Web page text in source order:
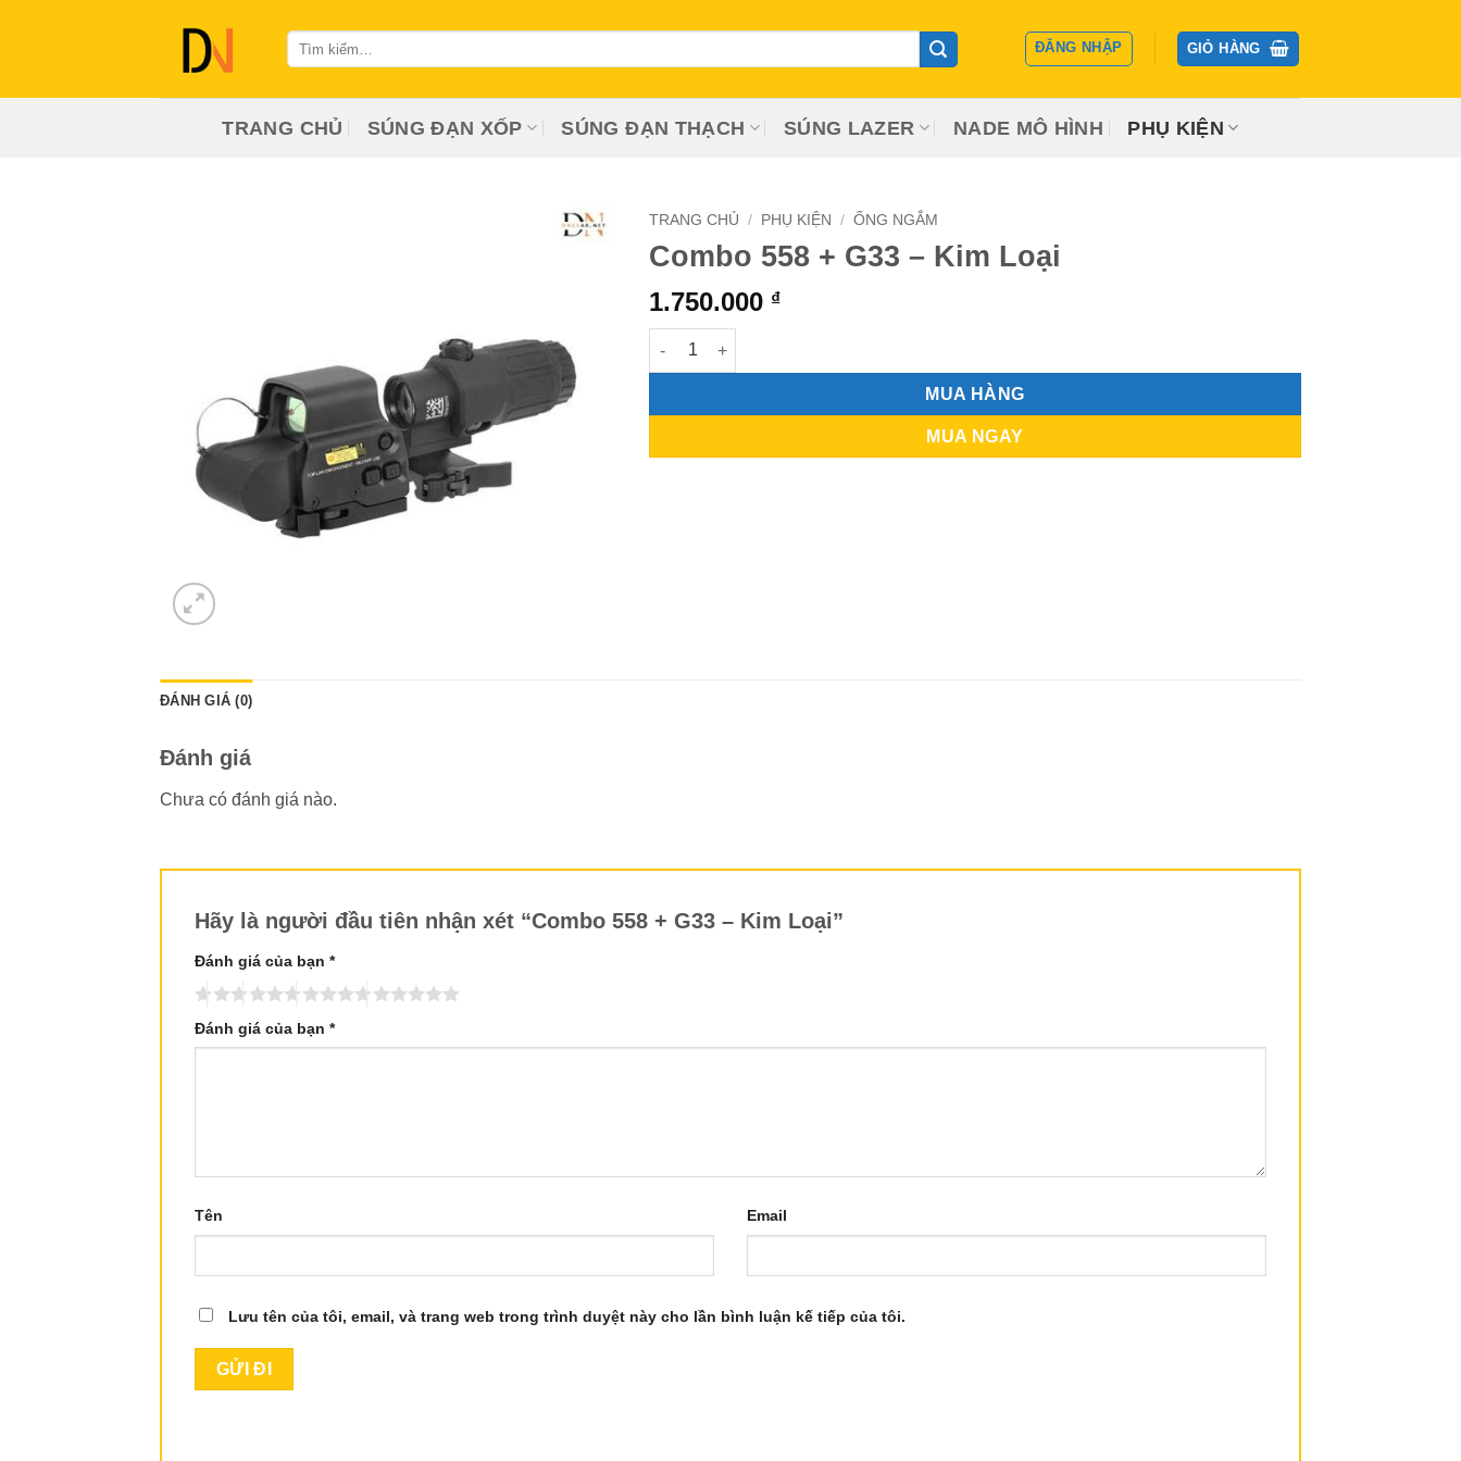
dung
Tìm
kiếm:
ĐĂNG NHẬP GIỎ HÀNG
TRANG CHỦ SÚNG ĐẠN XỐP SÚNG ĐẠN THẠCH SÚNG LAZER NADE MÔ HÌNH PHỤ KIỆN
TRANG CHỦ / PHỤ KIỆN / ỐNG NGẮM
Combo 558 + G33 – Kim Loại
1.750.000 ₫
Combo 558 + G33 - Kim Loại số lượng
MUA HÀNG
MUA NGAY
ĐÁNH GIÁ (0)
Đánh giá
Chưa có đánh giá nào.
Hãy là người đầu tiên nhận xét “Combo 558 + G33 – Kim Loại”
Đánh giá của bạn *
Đánh giá của bạn *
Tên Email
Lưu tên của tôi, email, và trang web trong trình duyệt này cho lần bình luận kế tiếp của tôi.